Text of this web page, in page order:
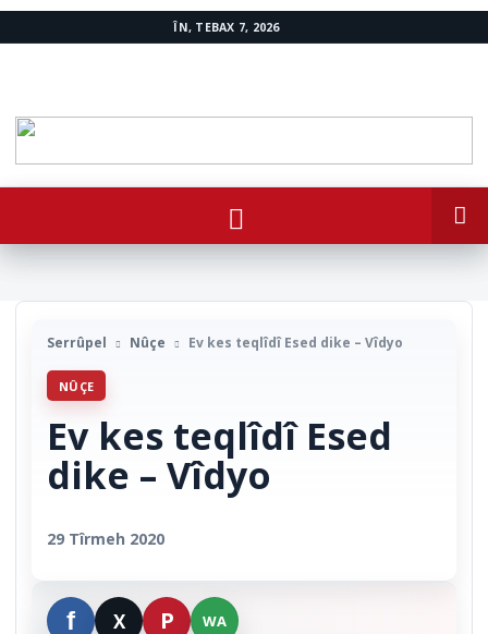
ÎN, TEBAX 7, 2026
Serrûpel Nûçe Ev kes teqlîdî Esed dike – Vîdyo
NÛÇE
Ev kes teqlîdî Esed
dike – Vîdyo
29 Tîrmeh 2020